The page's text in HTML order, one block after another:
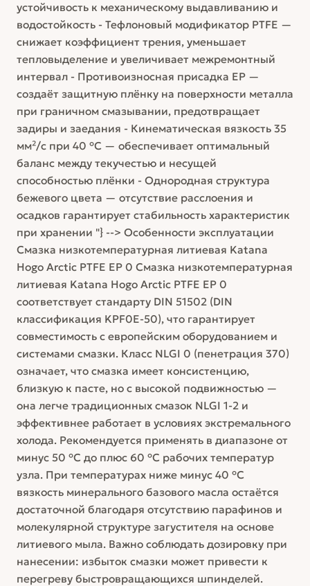
устойчивость к механическому выдавливанию и
водостойкость - Тефлоновый модификатор PTFE —
снижает коэффициент трения, уменьшает
тепловыделение и увеличивает межремонтный
интервал - Противоизносная присадка EP —
создаёт защитную плёнку на поверхности металла
при граничном смазывании, предотвращает
задиры и заедания - Кинематическая вязкость 35
мм²/с при 40 °C — обеспечивает оптимальный
баланс между текучестью и несущей
способностью плёнки - Однородная структура
бежевого цвета — отсутствие расслоения и
осадков гарантирует стабильность характеристик
при хранении "} --> Особенности эксплуатации
Смазка низкотемпературная литиевая Katana
Hogo Arctic PTFE EP 0 Смазка низкотемпературная
литиевая Katana Hogo Arctic PTFE EP 0
соответствует стандарту DIN 51502 (DIN
классификация KPF0E-50), что гарантирует
совместимость с европейским оборудованием и
системами смазки. Класс NLGI 0 (пенетрация 370)
означает, что смазка имеет консистенцию,
близкую к пасте, но с высокой подвижностью —
она легче традиционных смазок NLGI 1-2 и
эффективнее работает в условиях экстремального
холода. Рекомендуется применять в диапазоне от
минус 50 °C до плюс 60 °C рабочих температур
узла. При температурах ниже минус 40 °C
вязкость минерального базового масла остаётся
достаточной благодаря отсутствию парафинов и
молекулярной структуре загустителя на основе
литиевого мыла. Важно соблюдать дозировку при
нанесении: избыток смазки может привести к
перегреву быстровращающихся шпинделей.